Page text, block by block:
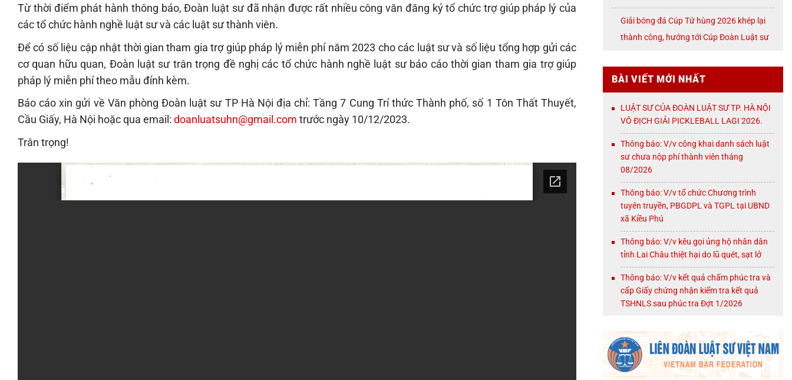
Từ thời điểm phát hành thông báo, Đoàn luật sư đã nhận được rất nhiều công văn đăng ký tổ chức trợ giúp pháp lý của
các tổ chức hành nghề luật sư và các luật sư thành viên.
Để có số liệu cập nhật thời gian tham gia trợ giúp pháp lý miễn phí năm 2023 cho các luật sư và số liệu tổng hợp gửi các
cơ quan hữu quan, Đoàn luật sư trân trọng đề nghị các tổ chức hành nghề luật sư báo cáo thời gian tham gia trợ giúp
pháp lý miễn phí theo mẫu đính kèm.
Báo cáo xin gửi về Văn phòng Đoàn luật sư TP Hà Nội địa chỉ: Tầng 7 Cung Trí thức Thành phố, số 1 Tôn Thất Thuyết,
Cầu Giấy, Hà Nội hoặc qua email: doanluatsuhn@gmail.com trước ngày 10/12/2023.
Trân trọng!
ĐOÀN VÕ CỔ TRUYỀN THÀNH PHỐ HÀ
Giải bóng đá Cúp Tứ hùng 2026 khép lại
thành công, hướng tới Cúp Đoàn Luật sư
BÀI VIẾT MỚI NHẤT
LUẬT SƯ CỦA ĐOÀN LUẬT SƯ TP. HÀ NỘI
VÔ ĐỊCH GIẢI PICKLEBALL LAGI 2026.
Thông báo: V/v công khai danh sách luật
sư chưa nộp phí thành viên tháng
08/2026
Thông báo: V/v tổ chức Chương trình
tuyên truyền, PBGDPL và TGPL tại UBND
xã Kiều Phú
Thông báo: V/v kêu gọi ủng hộ nhân dân
tỉnh Lai Châu thiệt hại do lũ quét, sạt lở
Thông báo: V/v kết quả chấm phúc tra và
cấp Giấy chứng nhận kiểm tra kết quả
TSHNLS sau phúc tra Đợt 1/2026